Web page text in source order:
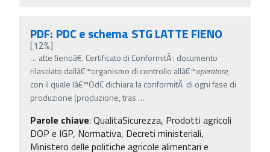
PDF: PDC e schema STG LATTE FIENO
[12%]
… atte fienoâ€. Certificato di ConformitÃ : documento
rilasciato dallâ€™organismo di controllo allâ€™operatore,
con il quale lâ€™OdC dichiara la conformitÃ di ogni fase di
produzione (produzione, tras …
Parole chiave: QualitaSicurezza, Prodotti agricoli
DOP e IGP, Normativa, Decreti ministeriali,
Ministero delle politiche agricole alimentari e